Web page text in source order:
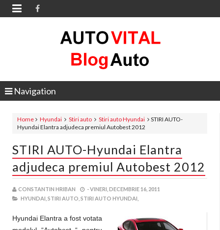

Navigation
Home Hyundai Stiri auto Stiri auto Hyundai
STIRI AUTO-
Hyundai Elantra adjudeca premiul Autobest 2012
STIRI AUTO-Hyundai Elantra
adjudeca premiul Autobest 2012
CONSTANTIN HRIBAN -VINERI, DECEMBRIE 16, 2011
HYUNDAI, STIRI AUTO, STIRI AUTO HYUNDAI,
Hyundai Elantra a fost votata